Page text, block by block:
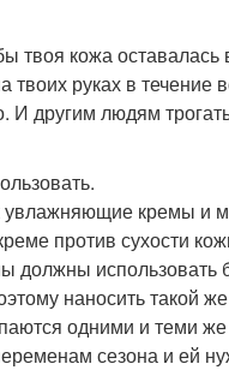
твоя кожа
руках в течение
И другим людям
увлажняющие кремы и
против сухости
должны
наносить такой
одними и теми
сезона и ей